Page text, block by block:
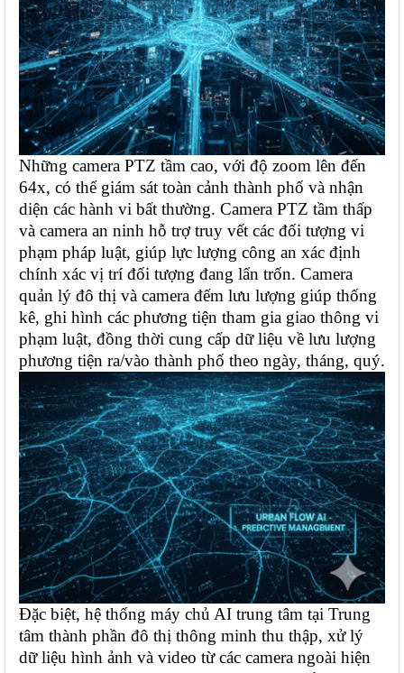
Những camera PTZ tầm cao, với độ zoom lên đến
64x, có thể giám sát toàn cảnh thành phố và nhận
diện các hành vi bất thường. Camera PTZ tầm thấp
và camera an ninh hỗ trợ truy vết các đối tượng vi
phạm pháp luật, giúp lực lượng công an xác định
chính xác vị trí đối tượng đang lẩn trốn. Camera
quản lý đô thị và camera đếm lưu lượng giúp thống
kê, ghi hình các phương tiện tham gia giao thông vi
phạm luật, đồng thời cung cấp dữ liệu về lưu lượng
phương tiện ra/vào thành phố theo ngày, tháng, quý.
Đặc biệt, hệ thống máy chủ AI trung tâm tại Trung
tâm thành phần đô thị thông minh thu thập, xử lý
dữ liệu hình ảnh và video từ các camera ngoài hiện